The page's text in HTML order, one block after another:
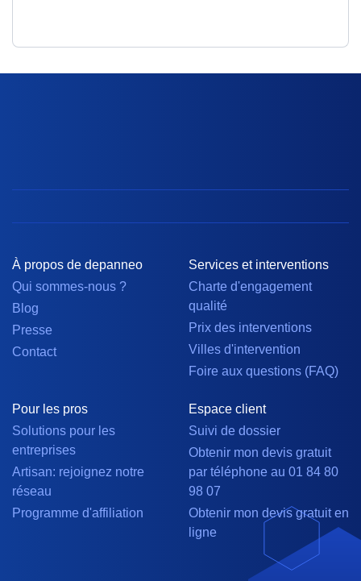
À propos de depanneo
Qui sommes-nous ?
Blog
Presse
Contact
Services et interventions
Charte d'engagement
qualité
Prix des interventions
Villes d'intervention
Foire aux questions (FAQ)
Pour les pros
Solutions pour les
entreprises
Artisan: rejoignez notre
réseau
Programme d'affiliation
Espace client
Suivi de dossier
Obtenir mon devis gratuit
par téléphone au 01 84 80
98 07
Obtenir mon devis gratuit en
ligne